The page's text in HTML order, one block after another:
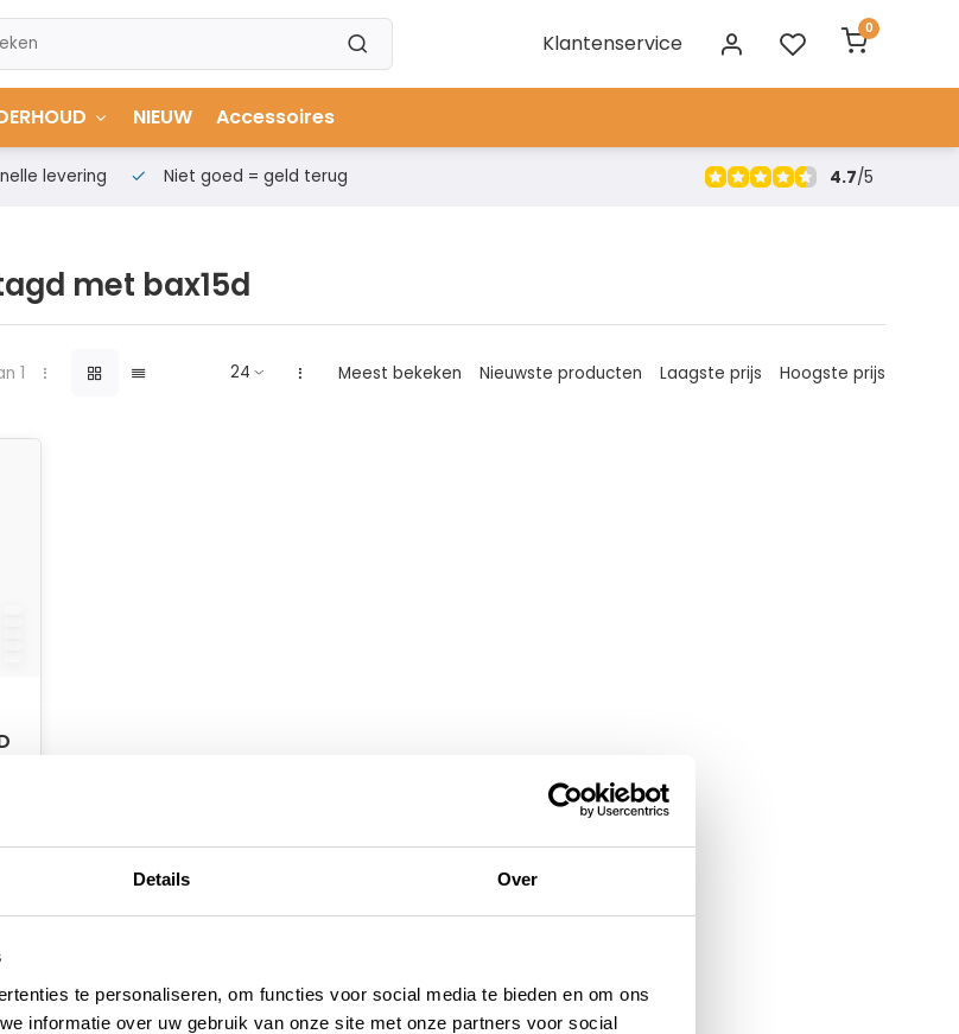
Details Over
te personaliseren, om functies voor social media te bieden en om ons
informatie over uw gebruik van onze site met onze partners voor social
Klantenservice
0
NIEUW Accessoires
levering Niet goed = geld terug 4.7/5
met bax15d
1 Meest bekeken Nieuwste producten Laagste prijs Hoogste prijs